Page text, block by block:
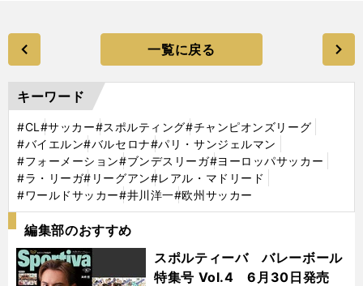
一覧に戻る
キーワード
#CL #サッカー#スポルティング#チャンピオンズリーグ
#バイエルン#バルセロナ#パリ・サンジェルマン
#フォーメーション#ブンデスリーガ#ヨーロッパサッカー
#ラ・リーガ#リーグアン#レアル・マドリード
#ワールドサッカー#井川洋一#欧州サッカー
編集部のおすすめ
スポルティーバ バレーボール
特集号 Vol.4 6月30日発売